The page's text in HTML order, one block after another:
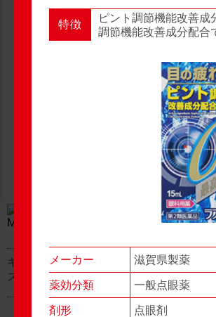
2 3
キャベジンコーワαプラ
ス顆粒
グロンサ
特徴
ピント調節機能改善
調節機能改善成分配合
メーカー 滋賀県製薬
薬効分類 一般点眼薬
剤形 点眼剤